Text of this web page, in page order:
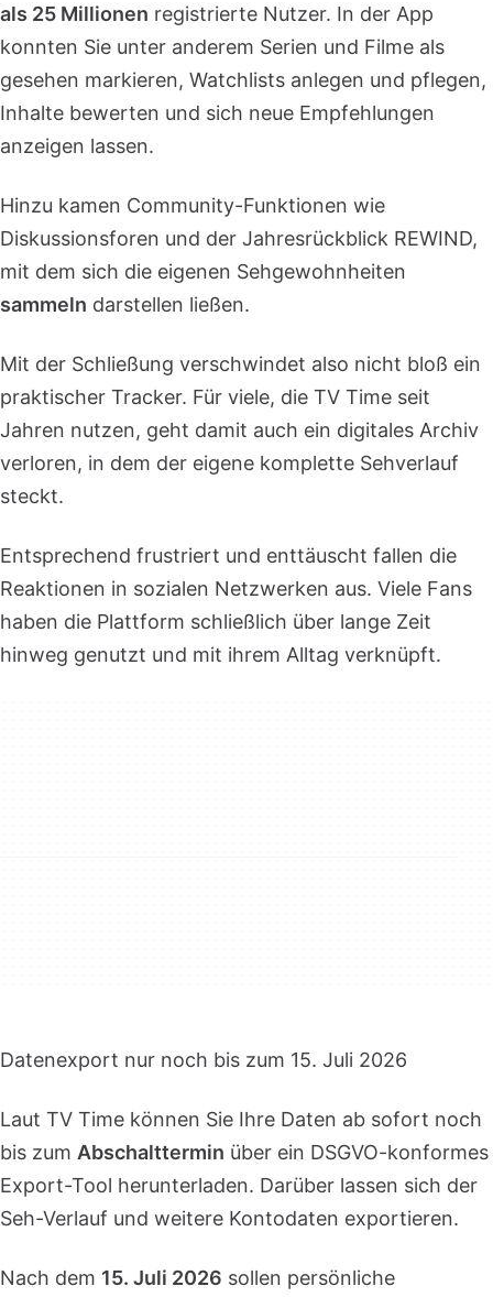
als 25 Millionen registrierte Nutzer. In der App
konnten Sie unter anderem Serien und Filme als
gesehen markieren, Watchlists anlegen und pflegen,
Inhalte bewerten und sich neue Empfehlungen
anzeigen lassen.
Hinzu kamen Community-Funktionen wie
Diskussionsforen und der Jahresrückblick REWIND,
mit dem sich die eigenen Sehgewohnheiten
sammeln darstellen ließen.
Mit der Schließung verschwindet also nicht bloß ein
praktischer Tracker. Für viele, die TV Time seit
Jahren nutzen, geht damit auch ein digitales Archiv
verloren, in dem der eigene komplette Sehverlauf
steckt.
Entsprechend frustriert und enttäuscht fallen die
Reaktionen in sozialen Netzwerken aus. Viele Fans
haben die Plattform schließlich über lange Zeit
hinweg genutzt und mit ihrem Alltag verknüpft.
Datenexport nur noch bis zum 15. Juli 2026
Laut TV Time können Sie Ihre Daten ab sofort noch
bis zum Abschalttermin über ein DSGVO-konformes
Export-Tool herunterladen. Darüber lassen sich der
Seh-Verlauf und weitere Kontodaten exportieren.
Nach dem 15. Juli 2026 sollen persönliche